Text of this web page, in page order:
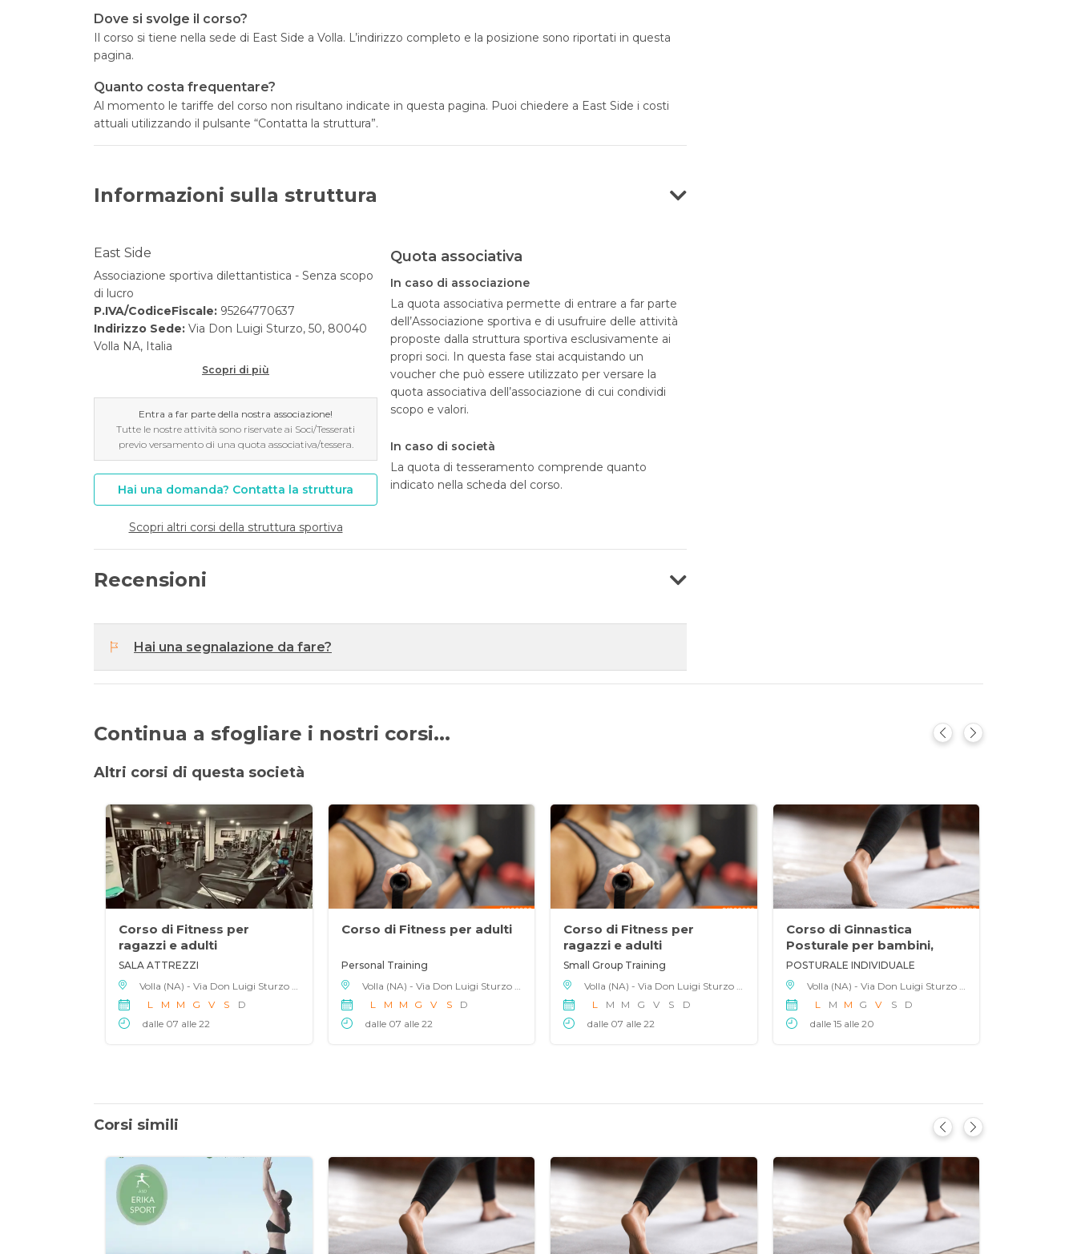
Dove si svolge il corso?
Il corso si tiene nella sede di East Side a Volla. L’indirizzo completo e la posizione sono riportati in questa
pagina.
Quanto costa frequentare?
Al momento le tariffe del corso non risultano indicate in questa pagina. Puoi chiedere a East Side i costi
attuali utilizzando il pulsante “Contatta la struttura”.
Informazioni sulla struttura
East Side
Associazione sportiva dilettantistica - Senza scopo
di lucro
P.IVA/CodiceFiscale: 95264770637
Indirizzo Sede: Via Don Luigi Sturzo, 50, 80040
Volla NA, Italia
Scopri di più
Entra a far parte della nostra associazione!
Tutte le nostre attività sono riservate ai Soci/Tesserati
previo versamento di una quota associativa/tessera.
Hai una domanda? Contatta la struttura
Scopri altri corsi della struttura sportiva
Quota associativa
In caso di associazione
La quota associativa permette di entrare a far parte
dell’Associazione sportiva e di usufruire delle attività
proposte dalla struttura sportiva esclusivamente ai
propri soci. In questa fase stai acquistando un
voucher che può essere utilizzato per versare la
quota associativa dell’associazione di cui condividi
scopo e valori.
In caso di società
La quota di tesseramento comprende quanto
indicato nella scheda del corso.
Recensioni
Hai una segnalazione da fare?
Continua a sfogliare i nostri corsi...
Altri corsi di questa società
Corso di Fitness per
ragazzi e adulti
SALA ATTREZZI
Volla (NA) - Via Don Luigi Sturzo 50, 80040
L
M M G V S
D
dalle 07 alle 22
Corso di Fitness per adulti
Personal Training
Volla (NA) - Via Don Luigi Sturzo 50, 80040
L
M M G V S
D
dalle 07 alle 22
Corso di Fitness per
ragazzi e adulti
Small Group Training
Volla (NA) - Via Don Luigi Sturzo 50, 80040
L
M M G V S
D
dalle 07 alle 22
Corso di Ginnastica
Posturale per bambini,
ragazzi e adulti
POSTURALE INDIVIDUALE
Volla (NA) - Via Don Luigi Sturzo 50, 80040
L
M M G V S
D
dalle 15 alle 20
Corsi simili